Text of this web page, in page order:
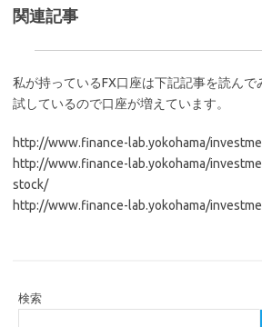
関連記事
私が持っているFX口座は下記記事を読んで
試しているので口座が増えています。
http://www.finance-lab.yokohama/
http://www.finance-lab.yokohama/
stock/
http://www.finance-lab.yokohama/
検索